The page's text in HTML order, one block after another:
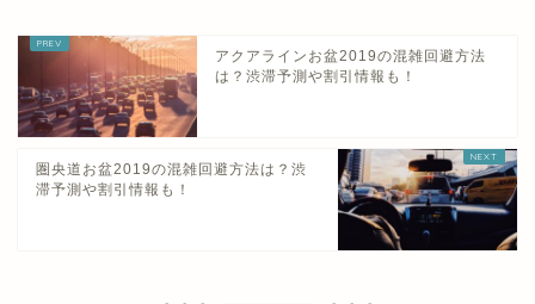
アクアラインお盆2019の混雑回避方法
は？渋滞予測や割引情報も！
圏央道お盆2019の混雑回避方法は？渋
滞予測や割引情報も！